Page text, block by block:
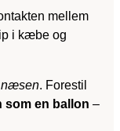
mellem
i kæbe og
næsen. Forestil
som en ballon –